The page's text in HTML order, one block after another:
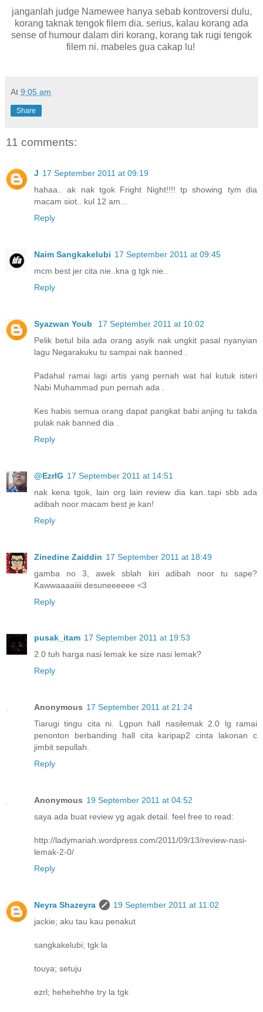
janganlah judge Namewee hanya sebab kontroversi dulu,
korang taknak tengok filem dia. serius, kalau korang ada
sense of humour dalam diri korang, korang tak rugi tengok
filem ni. mabeles gua cakap lu!
At 9:05 am
Share
11 comments:
J 17 September 2011 at 09:19
hahaa.. ak nak tgok Fright Night!!!! tp showing tym dia
macam siot.. kul 12 am...
Reply
Naim Sangkakelubi 17 September 2011 at 09:45
mcm best jer cita nie..kna g tgk nie..
Reply
Syazwan Youb
17 September 2011 at 10:02
Pelik betul bila ada orang asyik nak ungkit pasal nyanyian
lagu Negarakuku tu sampai nak banned .
Padahal ramai lagi artis yang pernah wat hal kutuk isteri
Nabi Muhammad pun pernah ada .
Kes habis semua orang dapat pangkat babi anjing tu takda
pulak nak banned dia .
Reply
@EzrlG 17 September 2011 at 14:51
nak kena tgok, lain org lain review dia kan..tapi sbb ada
adibah noor macam best je kan!
Reply
Zinedine Zaiddin 17 September 2011 at 18:49
gamba no 3, awek sblah kiri adibah noor tu sape?
Kawwaaaaiiii desuneeeeee <3
Reply
pusak_itam 17 September 2011 at 19:53
2.0 tuh harga nasi lemak ke size nasi lemak?
Reply
Anonymous 17 September 2011 at 21:24
Tiarugi tingu cita ni. Lgpun hall nasilemak 2.0 lg ramai
penonton berbanding hall cita karipap2 cinta lakonan c
jimbit sepullah.
Reply
Anonymous 19 September 2011 at 04:52
saya ada buat review yg agak detail. feel free to read:
http://ladymariah.wordpress.com/2011/09/13/review-nasi-
lemak-2-0/
Reply
Neyra Shazeyra
19 September 2011 at 11:02
jackie; aku tau kau penakut
sangkakelubi; tgk la
touya; setuju
ezrl; hehehehhe try la tgk